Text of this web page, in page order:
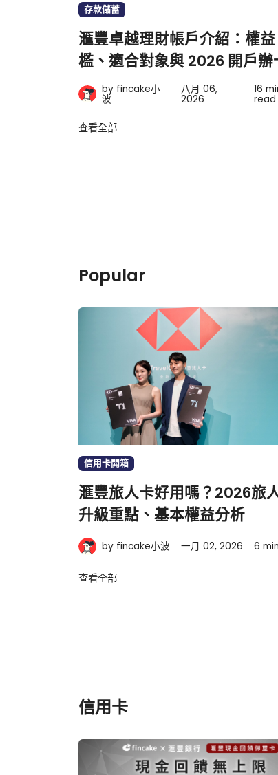
存款儲蓄
滙豐卓越理財帳戶介紹：權
檻、適合對象與 2026 開戶辦
by fincake小
波
八月 06,
2026
16
read
查看全部
Popular
信用卡開箱
滙豐旅人卡好用嗎？2026旅
升級重點、基本權益分析
by fincake小波 一月 02, 2026 6
查看全部
信用卡